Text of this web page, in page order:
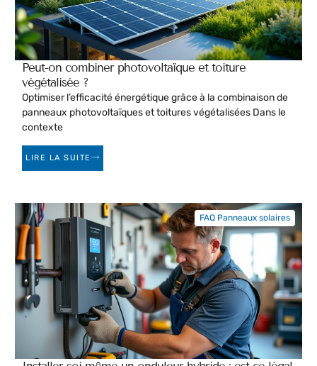
Peut-on combiner photovoltaïque et toiture
végétalisée ?
Optimiser l’efficacité énergétique grâce à la combinaison de
panneaux photovoltaïques et toitures végétalisées Dans le
contexte
LIRE LA SUITE
FAQ Panneaux solaires